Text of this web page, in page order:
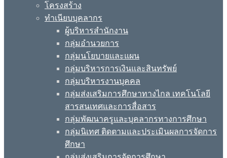
โครงสร้าง
ทำเนียบบุคลากร
ผู้บริหารสำนักงาน
กลุ่มอำนวยการ
กลุ่มนโยบายและแผน
กลุ่มบริหารการเงินและสินทรัพย์
กลุ่มบริหารงานบุคคล
กลุ่มส่งเสริมการศึกษาทางไกล เทคโนโลยี
สารสนเทศและการสื่อสาร
กลุ่มพัฒนาครูและบุคลากรทางการศึกษา
กลุ่มนิเทศ ติดตามและประเมินผลการจัดการ
ศึกษา